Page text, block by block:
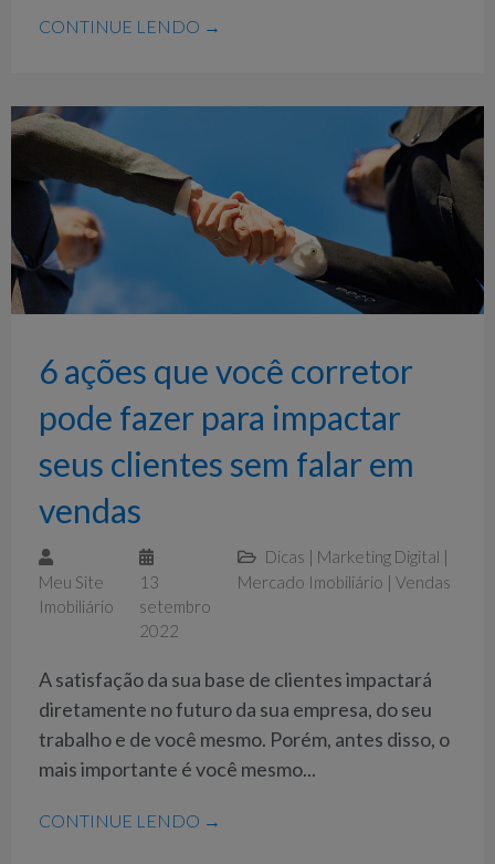
CONTINUE LENDO →
6 ações que você corretor
pode fazer para impactar
seus clientes sem falar em
vendas
Meu Site
Imobiliário
13
setembro
2022
Dicas | Marketing Digital |
Mercado Imobiliário | Vendas
A satisfação da sua base de clientes impactará
diretamente no futuro da sua empresa, do seu
trabalho e de você mesmo. Porém, antes disso, o
mais importante é você mesmo...
CONTINUE LENDO →